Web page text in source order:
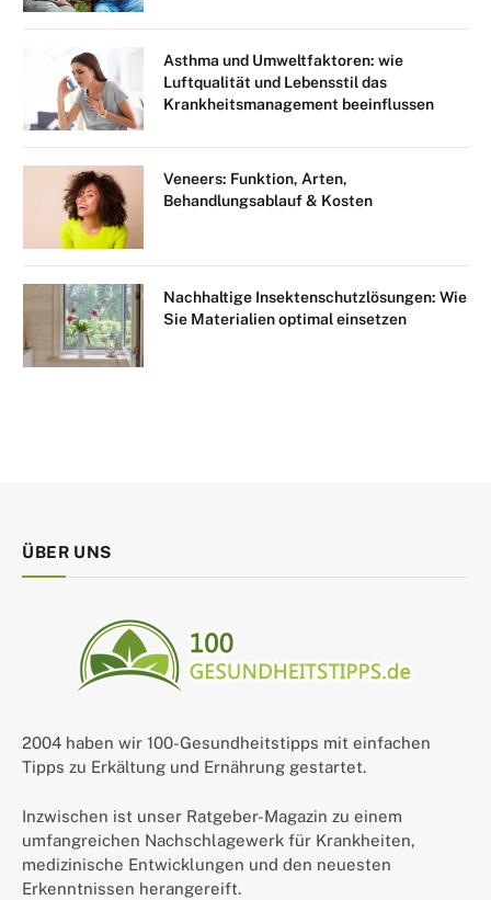
Asthma und Umweltfaktoren: wie
Luftqualität und Lebensstil das
Krankheitsmanagement beeinflussen
Veneers: Funktion, Arten,
Behandlungsablauf & Kosten
Nachhaltige Insektenschutzlösungen: Wie
Sie Materialien optimal einsetzen
ÜBER UNS
2004 haben wir 100-Gesundheitstipps mit einfachen
Tipps zu Erkältung und Ernährung gestartet.
Inzwischen ist unser Ratgeber-Magazin zu einem
umfangreichen Nachschlagewerk für Krankheiten,
medizinische Entwicklungen und den neuesten
Erkenntnissen herangereift.